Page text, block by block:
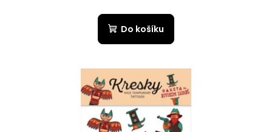
Do košíku